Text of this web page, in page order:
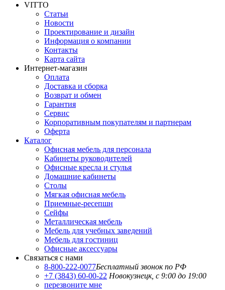
VITTO
Статьи
Новости
Проектирование и дизайн
Информация о компании
Контакты
Карта сайта
Интернет-магазин
Оплата
Доставка и сборка
Возврат и обмен
Гарантия
Сервис
Корпоративным покупателям и партнерам
Оферта
Каталог
Офисная мебель для персонала
Кабинеты руководителей
Офисные кресла и стулья
Домашние кабинеты
Столы
Мягкая офисная мебель
Приемные-ресепшн
Сейфы
Металлическая мебель
Мебель для учебных заведений
Мебель для гостиниц
Офисные аксессуары
Связаться с нами
8-800-222-0077Бесплатный звонок по РФ
+7 (3843) 60-00-22 Новокузнецк, с 9:00 до 19:00
перезвоните мне